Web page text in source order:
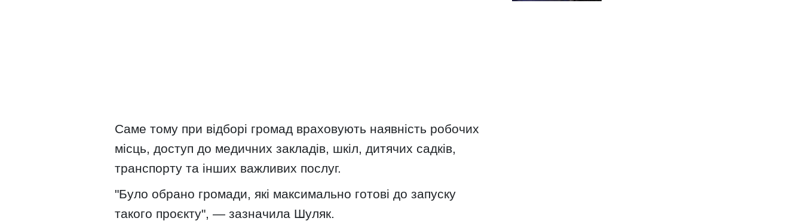
Саме тому при відборі громад враховують наявність робочих
місць, доступ до медичних закладів, шкіл, дитячих садків,
транспорту та інших важливих послуг.
"Було обрано громади, які максимально готові до запуску
такого проєкту", — зазначила Шуляк.